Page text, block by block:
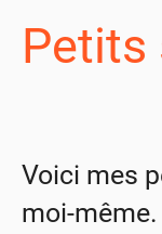
Petits
Voici mes
moi-